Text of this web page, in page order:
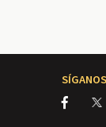
SÍGANOS